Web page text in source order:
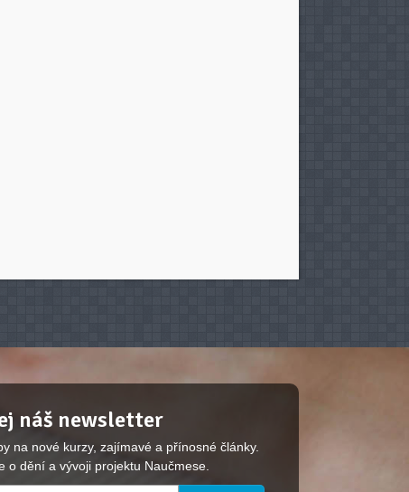
náš newsletter
na nové kurzy, zajímavé a přínosné články.
o dění a vývoji projektu Naučmese.